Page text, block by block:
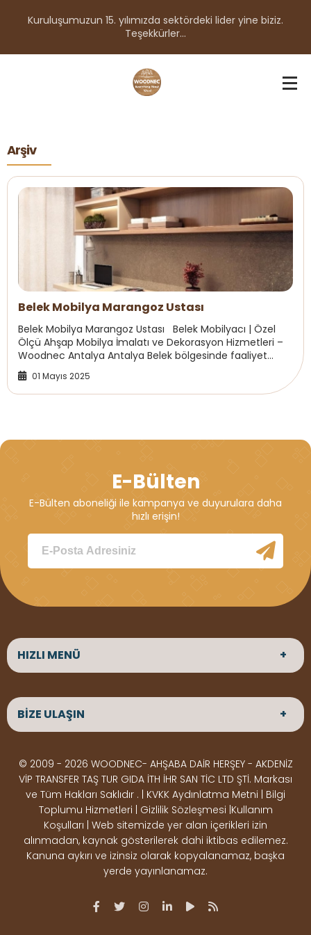
Kuruluşumuzun 15. yılımızda sektördeki lider yine biziz.
Teşekkürler...
Arşiv
Belek Mobilya Marangoz Ustası
Belek Mobilya Marangoz Ustası Belek Mobilyacı | Özel
Ölçü Ahşap Mobilya İmalatı ve Dekorasyon Hizmetleri –
Woodnec Antalya Antalya Belek bölgesinde faaliyet
gösteren Woodnec Mobilya & Dekor...
01 Mayıs 2025
E-Bülten
E-Bülten aboneliği ile kampanya ve duyurulara daha
hızlı erişin!
HIZLI MENÜ
ANASAYFA
HAKKIMIZDA
ÜRÜNLER
Çeşitlerimiz
Çeşitlerimiz
Kereste
Çeşitlerimiz
Ahşap
Pergole
Ürünler
Deck Montaj
Ahşap
Dekorasyon
OSB,
BİZE ULAŞIN
BİZE ULAŞIN
Altınkale mah Osmangazi cad. no 355 Döşemealtı
Antalya
ÇALIŞMA SAATLERİ
Hafta içi : Haftaiçi 09:00 - 18:00
Hafta sonu : Cumartesi 10:00 - 15:00
İLETİŞİM
© 2009 - 2026 WOODNEC- AHŞABA DAİR HERŞEY - AKDENİZ
VİP TRANSFER TAŞ TUR GIDA İTH İHR SAN TİC LTD ŞTİ. Markası
ve Tüm Hakları Saklıdır . | KVKK Aydınlatma Metni | Bilgi
Toplumu Hizmetleri | Gizlilik Sözleşmesi |Kullanım
Koşulları | Web sitemizde yer alan içerikleri izin
alınmadan, kaynak gösterilerek dahi iktibas edilemez.
Kanuna aykırı ve izinsiz olarak kopyalanamaz, başka
yerde yayınlanamaz.